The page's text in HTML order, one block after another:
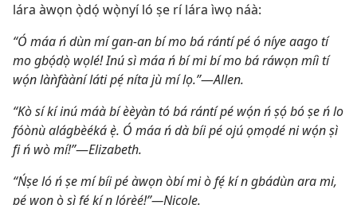
lára àwọn ọ̀dọ́ wọ̀nyí ló ṣe rí lára ìwọ náà:
“Ó máa ń dùn mí gan-an bí mo bá rántí pé ó níye aago tí
mo gbọ́dọ̀ wọlé! Inú sì máa ń bí mi bí mo bá ráwọn míì tí
wọ́n làǹfààní láti pẹ́ níta jù mí lọ.”—Allen.
“Kò sí kí inú máà bí èèyàn tó bá rántí pé wọ́n ń ṣọ́ bó ṣe ń lo
fóònù alágbèéká ẹ̀. Ó máa ń dà bíi pé ojú ọmọdé ni wọ́n ṣì
fi ń wò mí!”—Elizabeth.
“Ńṣe ló ń ṣe mí bíi pé àwọn òbí mi ò fẹ́ kí n gbádùn ara mi,
pé wọn ò sì fẹ́ kí n lọ́rẹ̀ẹ́!”—Nicole.